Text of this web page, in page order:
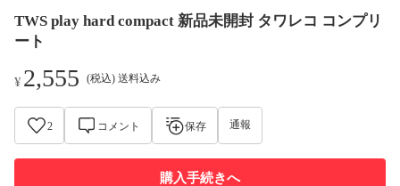
TWS play hard compact 新品未開封 タワレコ コンプリ
ート
¥2,555 (税込) 送料込み
2 コメント 保存 通報
購入手続きへ